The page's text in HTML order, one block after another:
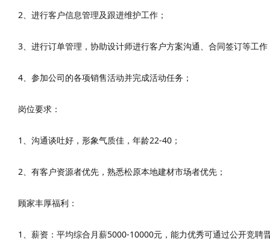
2、进行客户信息管理及跟进维护工作；
3、进行订单管理，协助设计师进行客户方案沟通、合同签订等工作
4、参加公司的各项销售活动并完成活动任务；
岗位要求：
1、沟通谈吐好，形象气质佳，年龄22-40；
2、有客户资源者优先，熟悉松原本地建材市场者优先；
顾家丰厚福利：
1、薪资：平均综合月薪5000-10000元，能力优秀可通过公开竞聘